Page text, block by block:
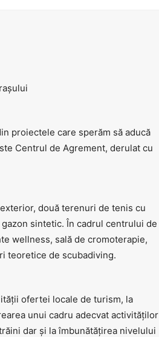
proiectele care sperăm să aducă
Centrul de Agrement, derulat cu
două terenuri de tenis cu
sintetic. În cadrul centrului de
wellness, sală de cromoterapie,
teoretice de scubadiving.
ofertei locale de turism, la
unui cadru adecvat activităților
dar și la îmbunătățirea nivelului